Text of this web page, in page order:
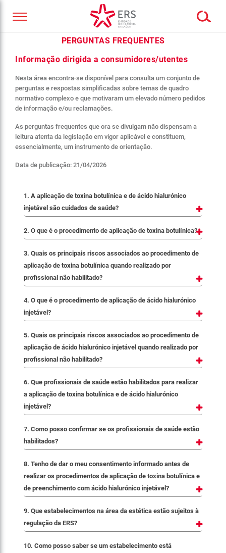
PERGUNTAS FREQUENTES
Informação dirigida a consumidores/utentes
Nesta área encontra-se disponível para consulta um conjunto de
perguntas e respostas simplificadas sobre temas de quadro
normativo complexo e que motivaram um elevado número pedidos
de informação e/ou reclamações.
As perguntas frequentes que ora se divulgam não dispensam a
leitura atenta da legislação em vigor aplicável e constituem,
essencialmente, um instrumento de orientação.
Data de publicação: 21/04/2026
1. A aplicação de toxina botulínica e de ácido hialurónico
injetável são cuidados de saúde?
2. O que é o procedimento de aplicação de toxina botulínica?
3. Quais os principais riscos associados ao procedimento de
aplicação de toxina botulínica quando realizado por
profissional não habilitado?
4. O que é o procedimento de aplicação de ácido hialurónico
injetável?
5. Quais os principais riscos associados ao procedimento de
aplicação de ácido hialurónico injetável quando realizado por
profissional não habilitado?
6. Que profissionais de saúde estão habilitados para realizar
a aplicação de toxina botulínica e de ácido hialurónico
injetável?
7. Como posso confirmar se os profissionais de saúde estão
habilitados?
8. Tenho de dar o meu consentimento informado antes de
realizar os procedimentos de aplicação de toxina botulínica e
de preenchimento com ácido hialurónico injetável?
9. Que estabelecimentos na área da estética estão sujeitos à
regulação da ERS?
10. Como posso saber se um estabelecimento está